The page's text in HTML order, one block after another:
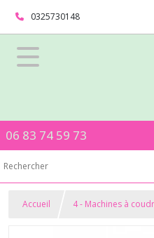
0325730148
06 83 74 59 73
Accueil 4 - Machines à